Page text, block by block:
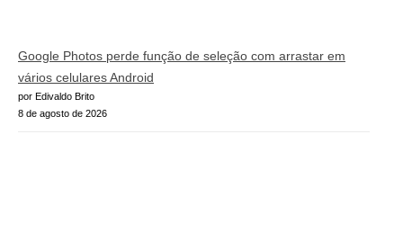
Google Photos perde função de seleção com arrastar em
vários celulares Android
por Edivaldo Brito
8 de agosto de 2026